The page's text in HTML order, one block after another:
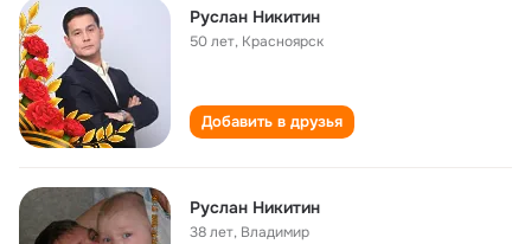
Руслан Никитин
50 лет, Красноярск
Добавить в друзья
Руслан Никитин
38 лет, Владимир